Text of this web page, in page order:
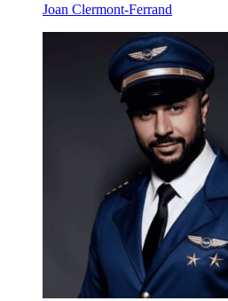
Joan Clermont-Ferrand